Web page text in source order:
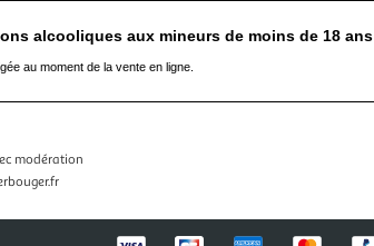
alcooliques aux mineurs de moins de 18 ans
au moment de la vente en ligne.
modération